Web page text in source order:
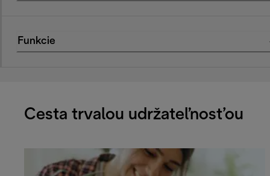
Funkcie
Cesta trvalou udržateľnosťou